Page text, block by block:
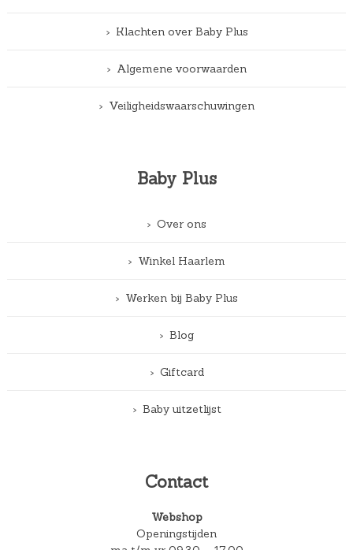
Klachten over Baby Plus
Algemene voorwaarden
Veiligheidswaarschuwingen
Baby Plus
Over ons
Winkel Haarlem
Werken bij Baby Plus
Blog
Giftcard
Baby uitzetlijst
Contact
Webshop
Openingstijden